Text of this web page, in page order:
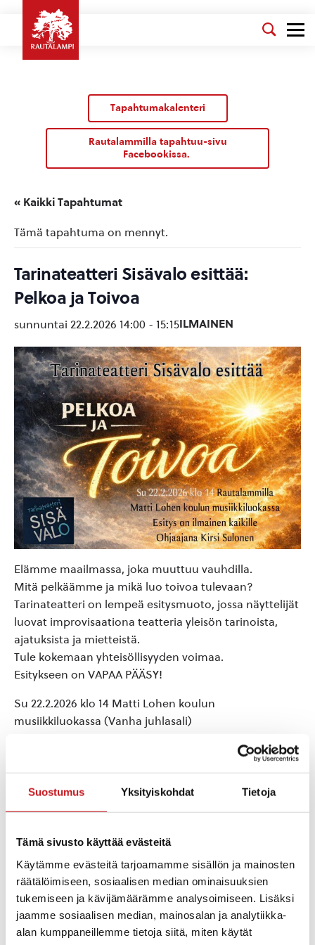
Suostumus Yksityiskohdat Tietoja
Tämä sivusto käyttää evästeitä
Käytämme evästeitä tarjoamamme sisällön ja mainosten
räätälöimiseen, sosiaalisen median ominaisuuksien
tukemiseen ja kävijämäärämme analysoimiseen. Lisäksi
jaamme sosiaalisen median, mainosalan ja analytiikka-
alan kumppaneillemme tietoja siitä, miten käytät
Tapahtumakalenteri
Rautalammilla tapahtuu-sivu
Facebookissa.
« Kaikki Tapahtumat
Tämä tapahtuma on mennyt.
Tarinateatteri Sisävalo esittää:
Pelkoa ja Toivoa
sunnuntai 22.2.2026 14:00 - 15:15ILMAINEN
Elämme maailmassa, joka muuttuu vauhdilla.
Mitä pelkäämme ja mikä luo toivoa tulevaan?
Tarinateatteri on lempeä esitysmuoto, jossa näyttelijät
luovat improvisaationa teatteria yleisön tarinoista,
ajatuksista ja mietteistä.
Tule kokemaan yhteisöllisyyden voimaa.
Esitykseen on VAPAA PÄÄSY!
Su 22.2.2026 klo 14 Matti Lohen koulun
musiikkiluokassa (Vanha juhlasali)
Sulonen
Lisää kalenteriin
TIEDOT
Päivämäärä:
JÄRJESTÄJÄ
Sisä-Savon kansalaisopisto